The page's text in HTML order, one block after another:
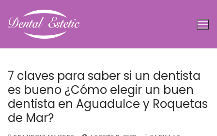
contenido
7 claves para saber si un dentista
es bueno ¿Cómo elegir un buen
dentista en Aguadulce y Roquetas
de Mar?